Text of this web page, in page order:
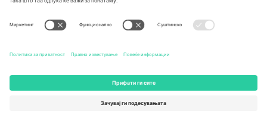
131 Continental Dr, Suite 305,
Newark, Delaware 19713, United
States
Engelberg, Switzerland
Bulgaria
Regus Sofia City West, bul
United Arab Emirates
UAE Dubai Silicon Oasis, DDP
Building A1, Office 302, Dubai,